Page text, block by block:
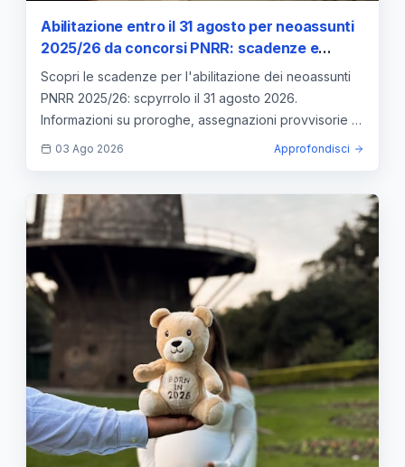
Abilitazione entro il 31 agosto per neoassunti
2025/26 da concorsi PNRR: scadenze e
regole per il mantenimento del posto
Scopri le scadenze per l'abilitazione dei neoassunti
PNRR 2025/26: scpyrrolo il 31 agosto 2026.
Informazioni su proroghe, assegnazioni provvisorie e
contratti.
03 Ago 2026 Approfondisci